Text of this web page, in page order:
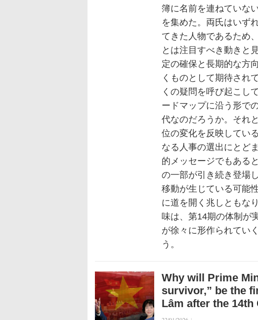
簿に名前を連ねていな
を集めた。両氏はいず
てきた人物であるため
とは注目すべき動きと
定の確保と長期的な方
くものとして期待され
くの疑問を呼び起こし
ードマップに沿う形で
代なのだろうか。それ
位の変化を反映してい
なる人事の選出にとど
的メッセージでもある
の一部が引き続き登場
移動が生じている可能
に道を開く兆しともな
味は、第14期の体制が
が徐々に形作られてい
う。
Why will Prime
survivor,” be the
Lâm after the 14th